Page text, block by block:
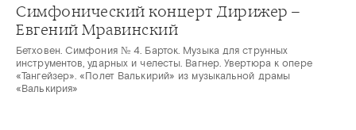
Симфонический концерт Дирижер –
Евгений Мравинский
Бетховен. Симфония № 4. Барток. Музыка для струнных
инструментов, ударных и челесты. Вагнер. Увертюра к опере
«Тангейзер». «Полет Валькирий» из музыкальной драмы
«Валькирия»